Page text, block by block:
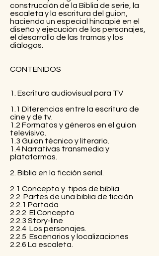
construcción de la Biblia de serie, la
escaleta y la escritura del guion,
haciendo un especial hincapié en el
diseño y ejecución de los personajes,
el desarrollo de las tramas y los
diálogos.
CONTENIDOS
1. Escritura audiovisual para TV
1.1 Diferencias entre la escritura de
cine y de tv.
1.2 Formatos y géneros en el guion
televisivo.
1.3 Guion técnico y literario.
1.4 Narrativas transmedia y
plataformas.
2. Biblia en la ficción serial.
2.1 Concepto y tipos de biblia
2.2 Partes de una biblia de ficción
2.2.1 Portada
2.2.2 El Concepto
2.2.3 Story-line
2.2.4 Los personajes.
2.2.5 Escenarios y localizaciones
2.2.6 La escaleta.